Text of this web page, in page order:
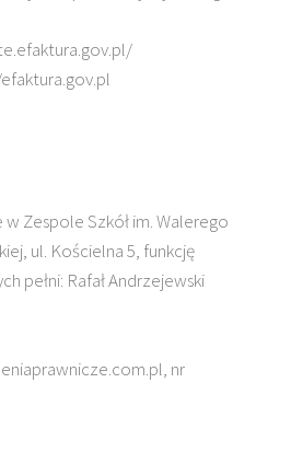
Zespole Szkół im. Walerego
ul. Kościelna 5, funkcję
pełni: Rafał Andrzejewski
nr